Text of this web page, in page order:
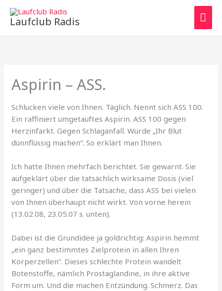
Zum
InhaltLaufclub Radis
Aspirin – ASS.
Schlucken viele von Ihnen. Täglich. Nennt sich ASS 100.
Ein raffiniert umgetauftes Aspirin. ASS 100 gegen
Herzinfarkt. Gegen Schlaganfall. Würde „Ihr Blut
dünnflüssig machen“. So erklärt man Ihnen.
Ich hatte Ihnen mehrfach berichtet. Sie gewarnt. Sie
aufgeklärt über die tatsächlich wirksame Dosis (viel
geringer) und über die Tatsache, dass ASS bei vielen
von Ihnen überhaupt nicht wirkt. Von vorne herein
(13.02.08, 23.05.07 s. unten).
Dabei ist die Grundidee ja goldrichtig: Aspirin hemmt
„ein ganz bestimmtes Zielprotein in allen Ihren
Körperzellen“. Dieses schlechte Protein wandelt
Botenstoffe, nämlich Prostaglandine, in ihre aktive
Form um. Und die machen Entzündung. Schmerz. Das